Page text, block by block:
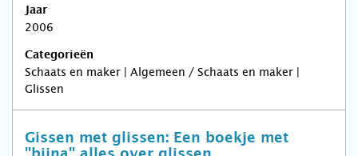
Jaar
2006
Categorieën
Schaats en maker | Algemeen / Schaats en maker |
Glissen
Gissen met glissen: Een boekje met